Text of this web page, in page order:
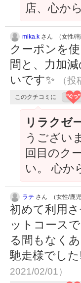
店、心か
mika.k さん （女性/南
クーポンを
間と、力加
いです✨
（
このクチコミに
リラクゼ
うござい
回目のク
い。 心か
ラテ さん （女性/鹿
初めて利用
ットコース
る間もなく
馳走様でし
2021/02/01）